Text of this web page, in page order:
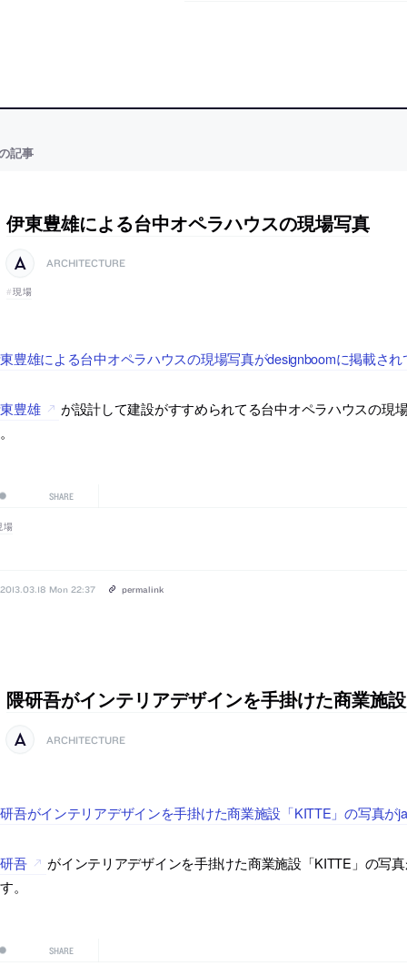
記事
伊東豊雄による台中オペラハウスの現場写真
ARCHITECTURE
現場
豊雄による台中オペラハウスの現場写真がdesignboomに掲載され
豊雄
が設計して建設がすすめられてる台中オペラハウスの現
SHARE
場
2013.03.18 Mon 22:37 permalink
隈研吾がインテリアデザインを手掛けた商業施
ARCHITECTURE
吾がインテリアデザインを手掛けた商業施設「KITTE」の写真が
吾
がインテリアデザインを手掛けた商業施設「KITTE」の写
。
SHARE